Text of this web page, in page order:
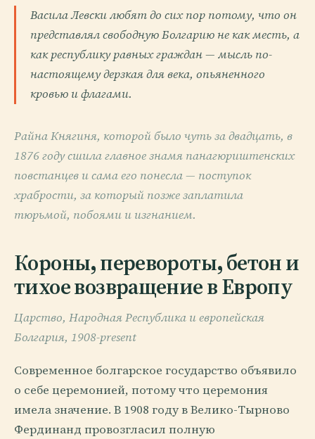
Васила Левски любят до сих пор потому, что он
представлял свободную Болгарию не как месть, а
как республику равных граждан — мысль по-
настоящему дерзкая для века, опьяненного
кровью и флагами.
Райна Княгиня, которой было чуть за двадцать, в
1876 году сшила главное знамя панагюриштенских
повстанцев и сама его понесла — поступок
храбрости, за который позже заплатила
тюрьмой, побоями и изгнанием.
Короны, перевороты, бетон и
тихое возвращение в Европу
Царство, Народная Республика и европейская
Болгария, 1908-present
Современное болгарское государство объявило
о себе церемонией, потому что церемония
имела значение. В 1908 году в Велико-Тырново
Фердинанд провозгласил полную